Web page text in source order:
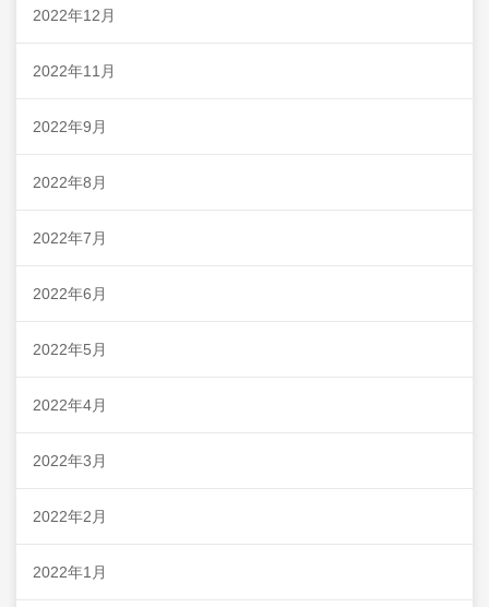
2022年12月
2022年11月
2022年9月
2022年8月
2022年7月
2022年6月
2022年5月
2022年4月
2022年3月
2022年2月
2022年1月